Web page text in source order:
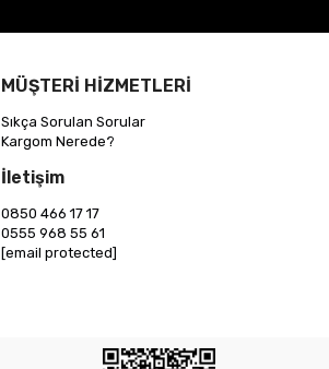
MÜŞTERİ HİZMETLERİ
Sıkça Sorulan Sorular
Kargom Nerede?
İletişim
0850 466 17 17
0555 968 55 61
[email protected]